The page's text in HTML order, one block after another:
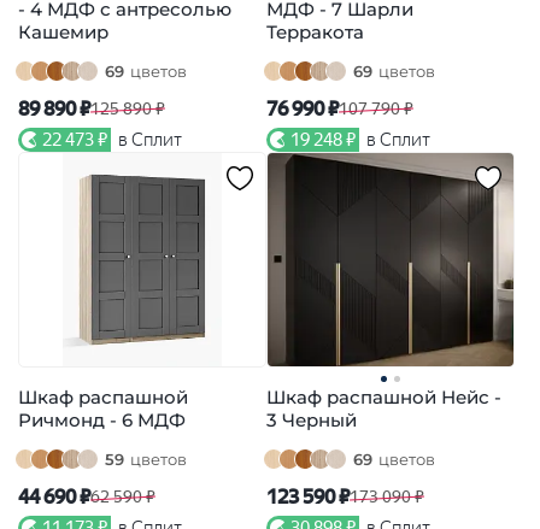
- 4 МДФ с антресолью
Кашемир
69 цветов
89 890 ₽125 890 ₽
22 473 ₽ в Сплит
МДФ - 7 Шарли
Терракота
69 цветов
76 990 ₽107 790 ₽
19 248 ₽ в Сплит
Шкаф распашной
Ричмонд - 6 МДФ
59 цветов
44 690 ₽62 590 ₽
Шкаф распашной Нейс -
3 Черный
69 цветов
123 590 ₽173 090 ₽